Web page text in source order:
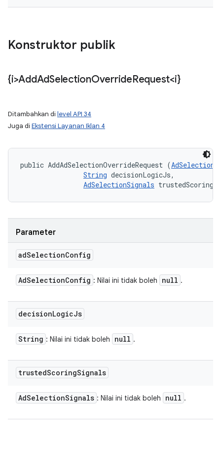
Konstruktor publik
{i>AddAdSelectionOverrideRequest<i}
Ditambahkan di level API 34
Juga di Ekstensi Layanan Iklan 4
public AddAdSelectionOverrideRequest (
String decisionLogicJs,
AdSelectionSignals
Parameter
adSelectionConfig
AdSelectionConfig : Nilai ini tidak boleh null .
decisionLogicJs
String : Nilai ini tidak boleh null .
trustedScoringSignals
AdSelectionSignals : Nilai ini tidak boleh null .